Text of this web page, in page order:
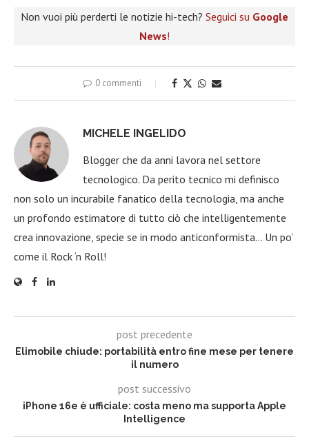
Non vuoi più perderti le notizie hi-tech? Seguici su Google
News!
0 commenti
MICHELE INGELIDO
Blogger che da anni lavora nel settore
tecnologico. Da perito tecnico mi definisco
non solo un incurabile fanatico della tecnologia, ma anche
un profondo estimatore di tutto ciò che intelligentemente
crea innovazione, specie se in modo anticonformista… Un po’
come il Rock ‘n Roll!
post precedente
Elimobile chiude: portabilità entro fine mese per tenere
il numero
post successivo
iPhone 16e è ufficiale: costa meno ma supporta Apple
Intelligence